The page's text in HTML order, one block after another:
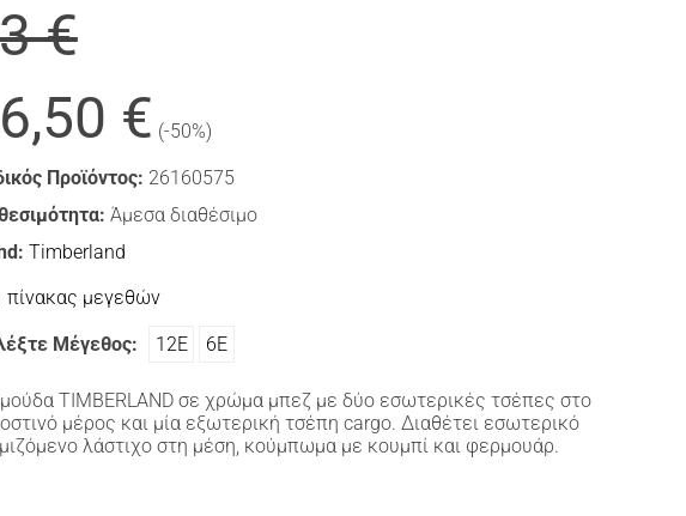
€
€ (-50%)
Προϊόντος: 26160575
Άμεσα διαθέσιμο
Timberland
πίνακας μεγεθών
Μέγεθος: 12Ε 6Ε
ΤΙΜBERLAND σε χρώμα μπεζ με δύο εσωτερικές τσέπες στο
μέρος και μία εξωτερική τσέπη cargo. Διαθέτει εσωτερικό
λάστιχο στη μέση, κούμπωμα με κουμπί και φερμουάρ.